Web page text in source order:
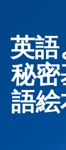
ー
英
秘
語